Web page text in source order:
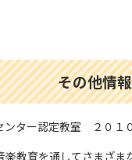
その他情報
ンター認定教室 ２０１
育を通してさまざま